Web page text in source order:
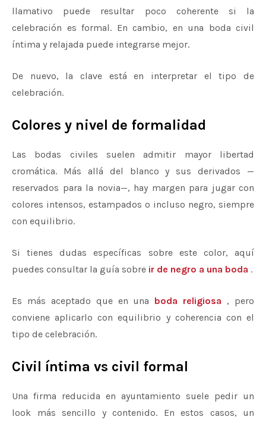
llamativo puede resultar poco coherente si la
celebración es formal. En cambio, en una boda civil
íntima y relajada puede integrarse mejor.
De nuevo, la clave está en interpretar el tipo de
celebración.
Colores y nivel de formalidad
Las bodas civiles suelen admitir mayor libertad
cromática. Más allá del blanco y sus derivados —
reservados para la novia—, hay margen para jugar con
colores intensos, estampados o incluso negro, siempre
con equilibrio.
Si tienes dudas específicas sobre este color, aquí
puedes consultar la guía sobre ir de negro a una boda .
Es más aceptado que en una boda religiosa , pero
conviene aplicarlo con equilibrio y coherencia con el
tipo de celebración.
Civil íntima vs civil formal
Una firma reducida en ayuntamiento suele pedir un
look más sencillo y contenido. En estos casos, un